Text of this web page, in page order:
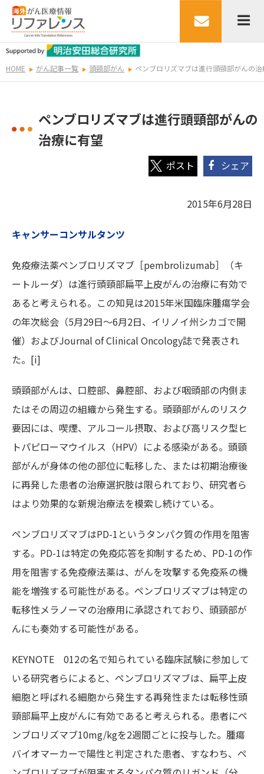
HOME がん記事一覧 頭頸部がん ペンブロリズマブは進行頭頸部がんの
ペンブロリズマブは進行頭頸部がんの
治療に有望
シェア
2015年6月28日
キャンサーコンサルタンツ
免疫療法薬ペンブロリズマブ［pembrolizumab］（キ
ートルーダ）は進行頭頸部扁平上皮がんの治療に有効で
あると考えられる。この知見は2015年米国臨床腫瘍学会
の年次総会（5月29日～6月2日、イリノイ州シカゴで開
催）およびJournal of Clinical Oncology誌で発表され
た。[i]
頭頸部がんは、口腔部、鼻腔部、および咽頭部の内側ま
たはその周辺の組織から発生する。頭頸部がんのリスク
要因には、喫煙、アルコール摂取、および高リスク型ヒ
トパピローマウイルス（HPV）による感染がある。頭頸
部がんが身体の他の部位に転移した、または初期治療後
に再発した患者の治療選択肢は限られており、研究者ら
はより効果的な新規治療法を模索し続けている。
ペンブロリズマブはPD-1というタンパク質の作用を阻害
する。PD-1は特定の免疫応答を抑制するため、PD-1の作
用を阻害する免疫療法薬は、がんを攻撃する免疫系の機
能を増強する可能性がある。ペンブロリズマブは特定の
転移性メラノーマの治療用に承認されており、頭頸部が
んにも奏効する可能性がある。
KEYNOTE 012の名で知られている臨床試験に参加して
いる研究者らによると、ペンブロリズマブは、扁平上皮
細胞と呼ばれる細胞から発生する再発性または転移性頭
頸部扁平上皮がんに有効であると考えられる。患者にペ
ンブロリズマブ10mg/kgを2週間ごとに投与した。腫瘍
バイオマーカーで陽性と判定された患者、すなわち、ペ